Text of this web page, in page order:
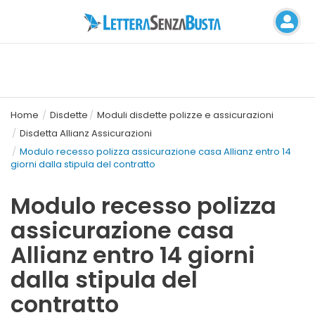
Home Disdette
Moduli disdette polizze e assicurazioni
Disdetta Allianz Assicurazioni
Modulo recesso polizza assicurazione casa Allianz entro 14
giorni dalla stipula del contratto
Modulo recesso polizza
assicurazione casa
Allianz entro 14 giorni
dalla stipula del
contratto